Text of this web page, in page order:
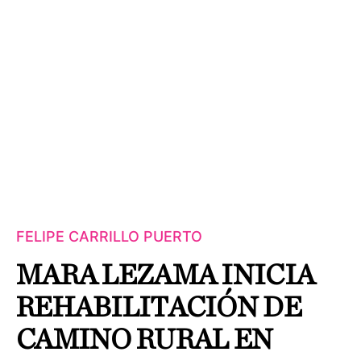
FELIPE CARRILLO PUERTO
MARA LEZAMA INICIA
REHABILITACIÓN DE
CAMINO RURAL EN